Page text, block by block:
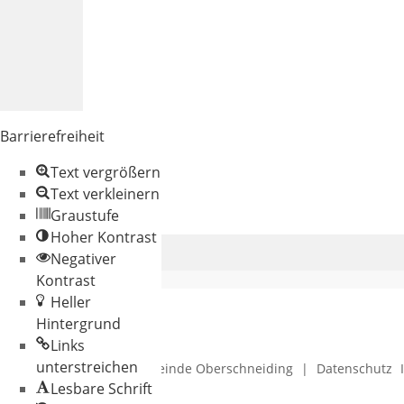
© 2026 Gemeinde Oberschneiding | Datenschutz
Barrierefreiheit
Text vergrößern
Text verkleinern
Graustufe
Hoher Kontrast
Negativer
Kontrast
Heller
Hintergrund
Links
unterstreichen
Lesbare Schrift